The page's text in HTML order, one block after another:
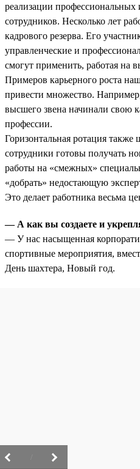
реализации
сотрудников. Несколько лет
кадрового резерва. Его
управленческие и
смогут применить, работая на
Примеров карьерного роста
привести множество.
высшего звена начинали свою
профессии.
Горизонтальная ротация
сотрудники готовы получать
работы на «смежных»
«добрать» недостающую
Это делает работника весьма
— А как вы создаете и
— У нас насыщенная
спортивные мероприятия,
День шахтера, Новый год.